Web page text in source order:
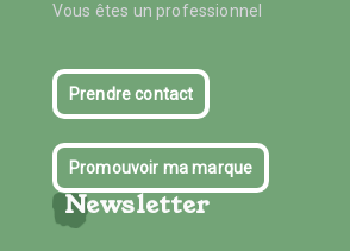
Vous êtes un professionnel
Prendre contact
Promouvoir ma marque
Newsletter